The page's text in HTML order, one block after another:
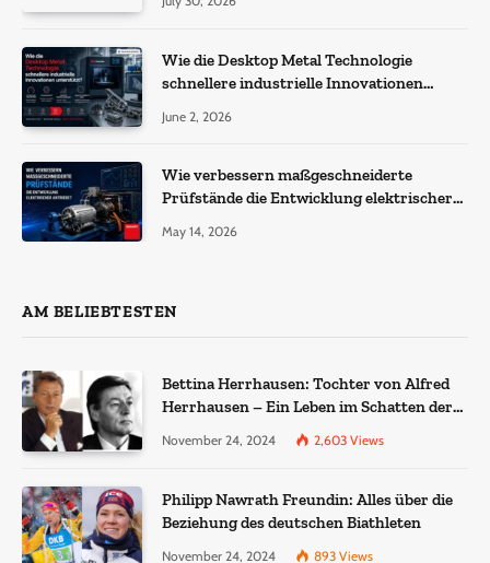
Wie die Desktop Metal Technologie
schnellere industrielle Innovationen
June 2, 2026
Wie verbessern maßgeschneiderte
Prüfstände die Entwicklung elektrischer
May 14, 2026
AM BELIEBTESTEN
Bettina Herrhausen: Tochter von Alfred
Herrhausen – Ein Leben im Schatten der
November 24, 2024 2,603 Views
Philipp Nawrath Freundin: Alles über die
Beziehung des deutschen Biathleten
November 24, 2024 893 Views